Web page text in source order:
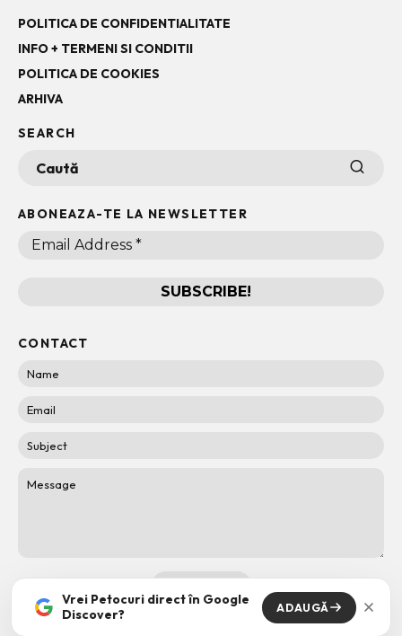
POLITICA DE CONFIDENTIALITATE
INFO + TERMENI SI CONDITII
POLITICA DE COOKIES
ARHIVA
SEARCH
ABONEAZA-TE LA NEWSLETTER
CONTACT
Vrei Petocuri direct în Google
Discover?
ADAUGĂ